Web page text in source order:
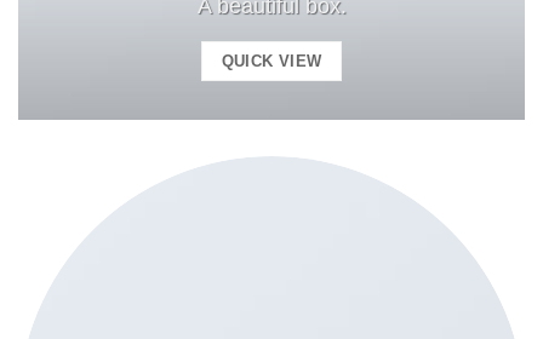
A beautiful box.
QUICK VIEW